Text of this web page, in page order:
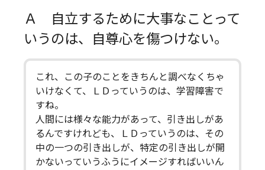
Ａ 自立するために大事なことって
いうのは、自尊心を傷つけない。
これ、この子のことをきちんと調べなくちゃ
いけなくて、ＬＤっていうのは、学習障害で
すね。
人間には様々な能力があって、引き出しがあ
るんですけれども、ＬＤっていうのは、その
中の一つの引き出しが、特定の引き出しが開
かないっていうふうにイメージすればいいん